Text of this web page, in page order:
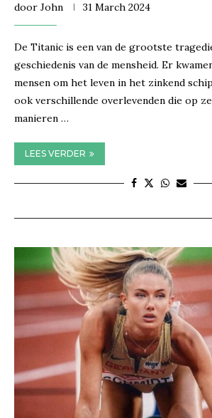
door John 31 March 2024
De Titanic is een van de grootste
geschiedenis van de mensheid. Er
mensen om het leven in het zinkend
ook verschillende overlevenden die op
manieren …
LEES VERDER